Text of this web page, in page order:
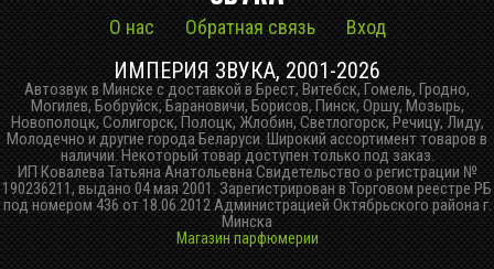
О нас Обратная связь Вход
ИМПЕРИЯ ЗВУКА, 2001-2026
Автозвук в Минске с доставкой в Брест, Витебск, Гомель, Гродно,
Могилев, Бобруйск, Барановичи, Борисов, Пинск, Оршу, Мозырь,
Новополоцк, Солигорск, Полоцк, Жлобин, Светлогорск, Речицу, Лиду,
Молодечно и другие города Беларуси. Широкий ассортимент товаров в
наличии. Некоторый товар доступен только под заказ.
ИП Ковалева Татьяна Анатольевна Свидетельство о регистрации №
190236211, выдано 04 мая 2001. Зарегистрирован в Торговом реестре РБ
под номером 436 от 18.06.2012 Администрацией Октябрьского района г.
Минска
Магазин парфюмерии